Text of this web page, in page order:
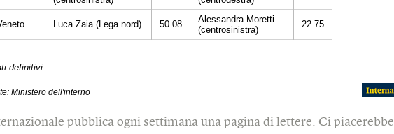
pubblica ogni settimana una pagina di lettere. Ci piacerebbe